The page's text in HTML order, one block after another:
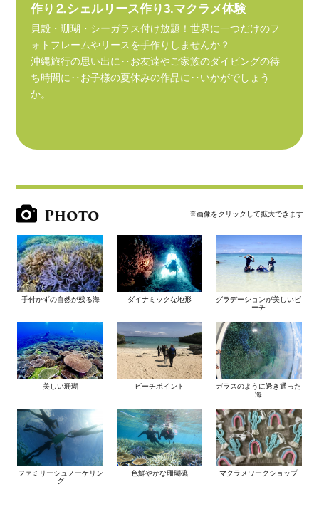
作り⒉シェルリース作り3.マクラメ体験
貝殻・珊瑚・シーガラス付け放題！世界に一つだけのフ
ォトフレームやリースを手作りしませんか？
沖縄旅行の思い出に‥お友達やご家族のダイビングの待
ち時間に‥お子様の夏休みの作品に‥いかがでしょう
か。
Photo ※画像をクリックして拡大できます
手付かずの自然が残る海 ダイナミックな地形
グラデーションが美しいビ
ーチ
美しい珊瑚 ビーチポイント
ガラスのように透き通った
海
ファミリーシュノーケリン
グ
色鮮やかな珊瑚礁 マクラメワークショップ